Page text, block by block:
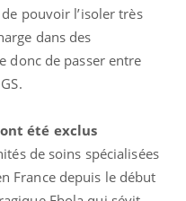
pouvoir l’isoler très
dans des
donc de passer entre
été exclus
de soins spécialisées
France depuis le début